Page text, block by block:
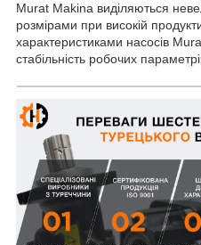
Murat Makina виділяються
розмірами при високій
характеристиками насосів
стабільність робочих